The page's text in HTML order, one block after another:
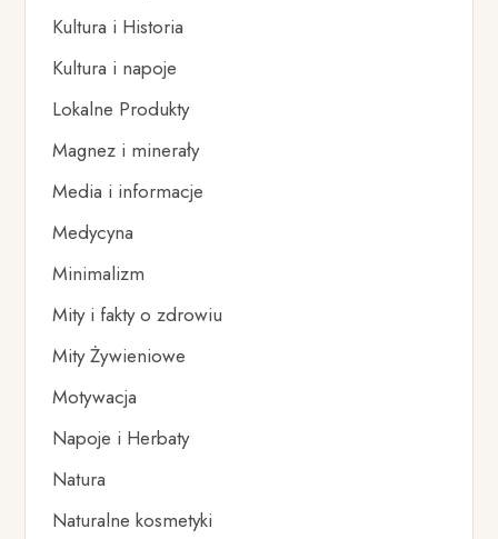
Kultura i Historia
Kultura i napoje
Lokalne Produkty
Magnez i minerały
Media i informacje
Medycyna
Minimalizm
Mity i fakty o zdrowiu
Mity Żywieniowe
Motywacja
Napoje i Herbaty
Natura
Naturalne kosmetyki